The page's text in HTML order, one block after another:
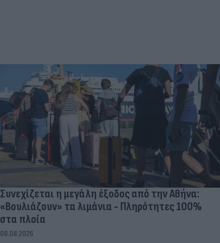
Συνεχίζεται η μεγάλη έξοδος από την Αθήνα:
«Βουλιάζουν» τα λιμάνια - Πληρότητες 100%
στα πλοία
08.08.2026